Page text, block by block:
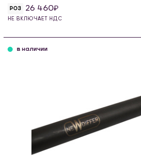
РОЗ 26 460
НЕ ВКЛЮЧАЕТ НДС
в наличии